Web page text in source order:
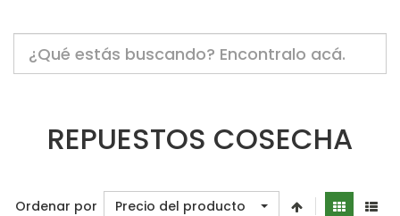
Undefined
variable:
/home/c1830061/public_html/sitio/templates/
REPUESTOS COSECHA
Ordenar por Precio del producto